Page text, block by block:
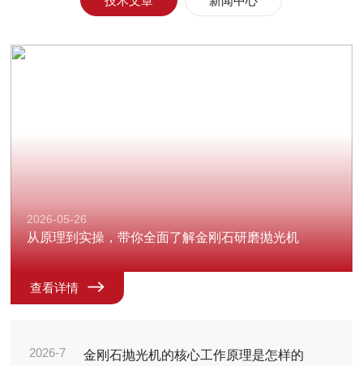
2026-05-26
从原理到实操，带你全面了解金刚石研磨抛光机
查看详情
2026-7 金刚石抛光机的核心工作原理是怎样的